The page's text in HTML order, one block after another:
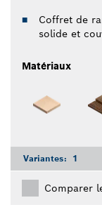
Coffret de
solide et
Matériaux
Variantes: 1
Comparer